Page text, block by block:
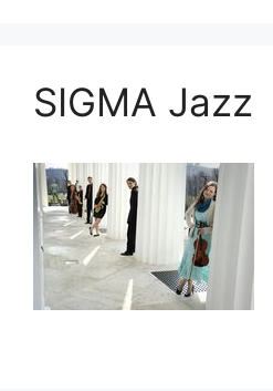
SIGMA Jazz